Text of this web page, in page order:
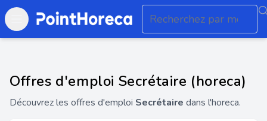
Open main menu
Offres d'emploi Secrétaire (horeca)
Découvrez les offres d'emploi Secrétaire dans l'horeca.